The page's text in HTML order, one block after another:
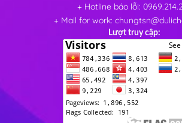
+ Hotline báo lỗi:
+ Mail for work:
Lượt truy cập: